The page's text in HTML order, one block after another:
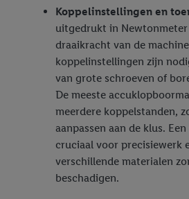
Koppelinstellingen en
uitgedrukt in Newtonmeter
draaikracht van de
koppelinstellingen zijn
van grote schroeven of
De meeste
meerdere koppelstanden,
aanpassen aan de klus.
cruciaal voor precisiewerk
verschillende materialen
beschadigen.